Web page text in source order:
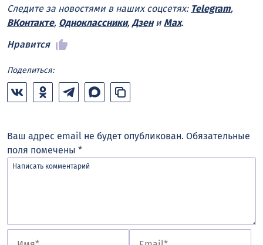
Следите за новостями в наших соцсетях: Telegram,
ВКонтакте, Одноклассники, Дзени Max.
Нравится
Поделиться:
Ваш адрес email не будет опубликован. Обязательные
поля помечены *